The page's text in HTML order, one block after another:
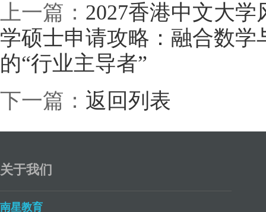
上一篇： 2027香港中文大
学硕士申请攻略：融合数
的“行业主导者”
下一篇： 返回列表
关于我们
南星教育